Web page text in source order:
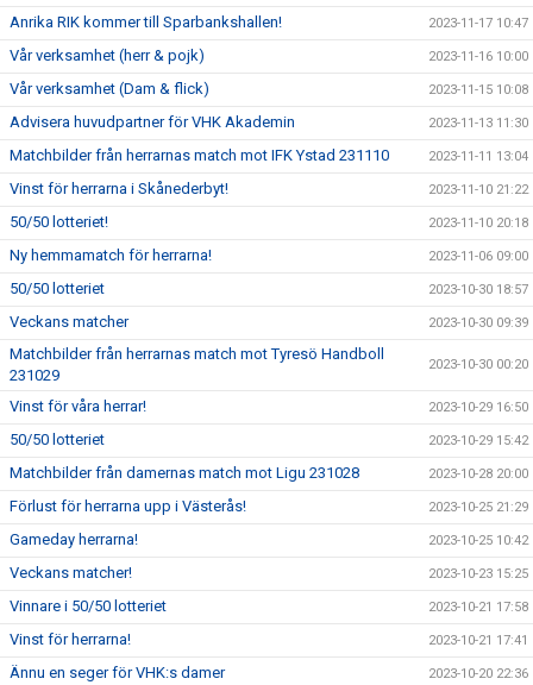
Anrika RIK kommer till Sparbankshallen! 2023-11-17 10:47
Vår verksamhet (herr & pojk) 2023-11-16 10:00
Vår verksamhet (Dam & flick) 2023-11-15 10:08
Advisera huvudpartner för VHK Akademin 2023-11-13 11:30
Matchbilder från herrarnas match mot IFK Ystad 231110 2023-11-11 13:04
Vinst för herrarna i Skånederbyt! 2023-11-10 21:22
50/50 lotteriet! 2023-11-10 20:18
Ny hemmamatch för herrarna! 2023-11-06 09:00
50/50 lotteriet 2023-10-30 18:57
Veckans matcher 2023-10-30 09:39
Matchbilder från herrarnas match mot Tyresö Handboll
231029
2023-10-30 00:20
Vinst för våra herrar! 2023-10-29 16:50
50/50 lotteriet 2023-10-29 15:42
Matchbilder från damernas match mot Ligu 231028 2023-10-28 20:00
Förlust för herrarna upp i Västerås! 2023-10-25 21:29
Gameday herrarna! 2023-10-25 10:42
Veckans matcher! 2023-10-23 15:25
Vinnare i 50/50 lotteriet 2023-10-21 17:58
Vinst för herrarna! 2023-10-21 17:41
Ännu en seger för VHK:s damer 2023-10-20 22:36